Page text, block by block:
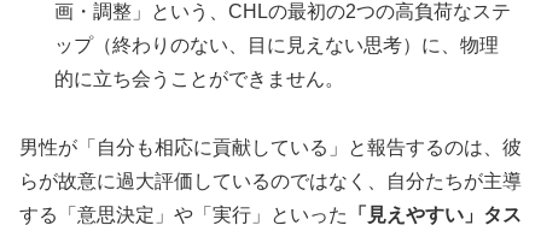
画・調整」という、CHLの最初の2つの高負荷なステ
ップ（終わりのない、目に見えない思考）に、物理
的に立ち会うことができません。
男性が「自分も相応に貢献している」と報告するのは、彼
らが故意に過大評価しているのではなく、自分たちが主導
する「意思決定」や「実行」といった
「見えやすい」タス